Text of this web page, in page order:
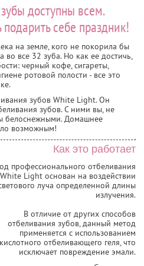
доступны всем.
подарить себе праздник!
на земле, кого не покорила бы
все 32 зуба. Но как ее достичь,
черный кофе, сигареты,
ротовой полости - все это
зубов White Light. Он
зубов. С ними вы, не
белоснежными. Домашнее
возможным!
Как это работает
профессионального отбеливания
Light основан на воздействии
луча определенной длины
излучения.
В отличие от других способов
отбеливания зубов, данный метод
применяется с использованием
отбеливающего геля, что
исключает повреждение эмали.